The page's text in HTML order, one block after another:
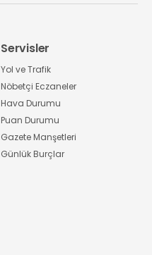
Servisler
Yol ve Trafik
Nöbetçi Eczaneler
Hava Durumu
Puan Durumu
Gazete Manşetleri
Günlük Burçlar